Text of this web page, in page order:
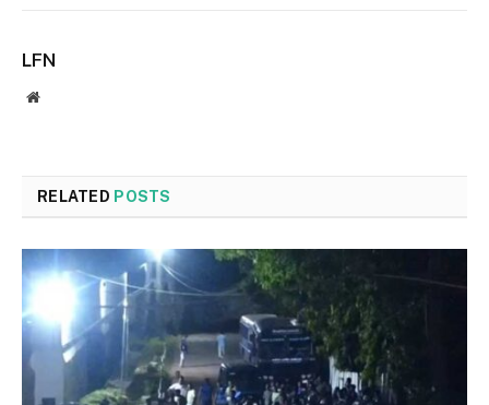
LFN
Website
RELATED POSTS